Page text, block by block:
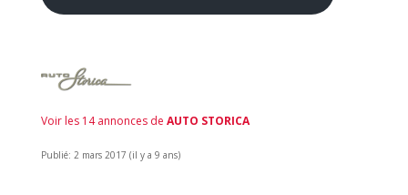
Voir les 14 annonces de AUTO STORICA
Publié: 2 mars 2017 (il y a 9 ans)